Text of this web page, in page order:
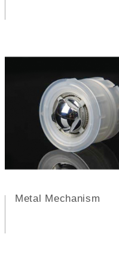
Metal Mechanism